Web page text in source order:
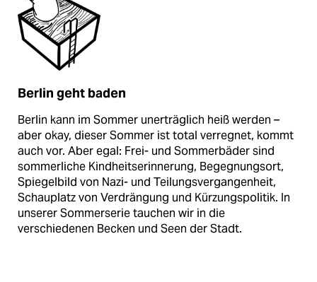
Berlin geht baden
Berlin kann im Sommer unerträglich heiß werden –
aber okay, dieser Sommer ist total verregnet, kommt
auch vor. Aber egal: Frei- und Sommerbäder sind
sommerliche Kindheitserinnerung, Begegnungsort,
Spiegelbild von Nazi- und Teilungsvergangenheit,
Schauplatz von Verdrängung und Kürzungspolitik. In
unserer Sommer­serie tauchen wir in die
verschiedenen Becken und Seen der Stadt.